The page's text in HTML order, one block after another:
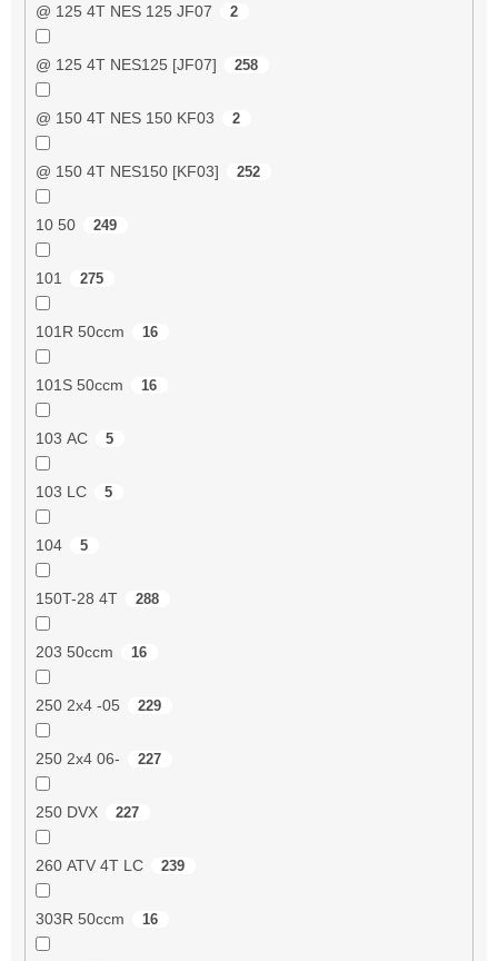
@ 125 4T NES 125 JF07 2
@ 125 4T NES125 [JF07] 258
@ 150 4T NES 150 KF03 2
@ 150 4T NES150 [KF03] 252
10 50 249
101 275
101R 50ccm 16
101S 50ccm 16
103 AC 5
103 LC 5
104 5
150T-28 4T 288
203 50ccm 16
250 2x4 -05 229
250 2x4 06- 227
250 DVX 227
260 ATV 4T LC 239
303R 50ccm 16